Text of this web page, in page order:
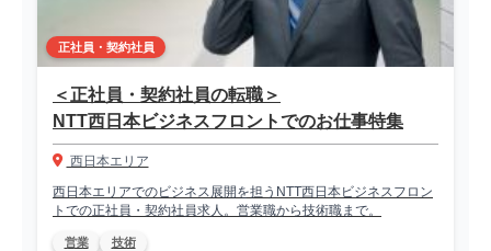
正社員・契約社員
＜正社員・契約社員の転職＞
NTT西日本ビジネスフロントでのお仕事特集
西日本エリア
西日本エリアでのビジネス展開を担うNTT西日本ビジネスフロン
トでの正社員・契約社員求人。営業職から技術職まで。
営業 技術